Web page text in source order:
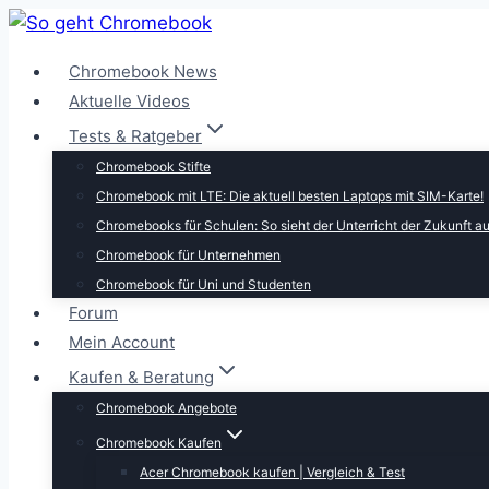
Zum
springenChromebook News
Aktuelle Videos
Tests & Ratgeber
Chromebook Stifte
Chromebook mit LTE: Die aktuell besten Laptops mit SIM-Karte!
Chromebooks für Schulen: So sieht der Unterricht der Zukunft
Chromebook für Unternehmen
Chromebook für Uni und Studenten
Forum
Mein Account
Kaufen & Beratung
Chromebook Angebote
Chromebook Kaufen
Acer Chromebook kaufen | Vergleich & Test